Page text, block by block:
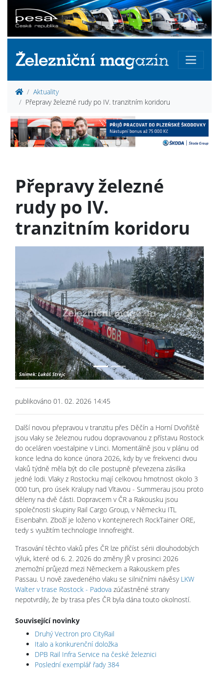
Aktuality
Přepravy železné rudy po IV. tranzitním koridoru
Přepravy železné
rudy po IV.
tranzitním koridoru
Previous Next
publikováno 01. 02. 2026 14:45
Další novou přepravou v tranzitu přes Děčín a Horní Dvořiště
jsou vlaky se železnou rudou dopravovanou z přístavu Rostock
do oceláren voestalpine v Linci. Momentálně jsou v plánu od
konce ledna do konce února 2026, kdy by ve frekvenci dvou
vlaků týdně měla být do cíle postupně převezena zásilka
jedné lodi. Vlaky z Rostocku mají celkovou hmotnost okolo 3
000 tun, pro úsek Kralupy nad Vltavou - Summerau jsou proto
děleny na dvě části. Dopravcem v ČR a Rakousku jsou
společnosti skupiny Rail Cargo Group, v Německu ITL
Eisenbahn. Zboží je loženo v kontejnerech RockTainer ORE,
tedy s využitím technologie Innofreight.
Trasování těchto vlaků přes ČR lze přičíst sérii dlouhodobých
výluk, které od 6. 2. 2026 do změny JŘ v prosinci 2026
znemožní průjezd mezi Německem a Rakouskem přes
Passau. U nově zavedeného vlaku se silničními návěsy LKW
Walter v trase Rostock - Padova zúčastněné strany
nepotvrdily, že by trasa přes ČR byla dána touto okolností.
Související novinky
Druhý Vectron pro CityRail
Italo a konkurenční doložka
DPB Rail Infra Service na české železnici
Poslední exemplář řady 384